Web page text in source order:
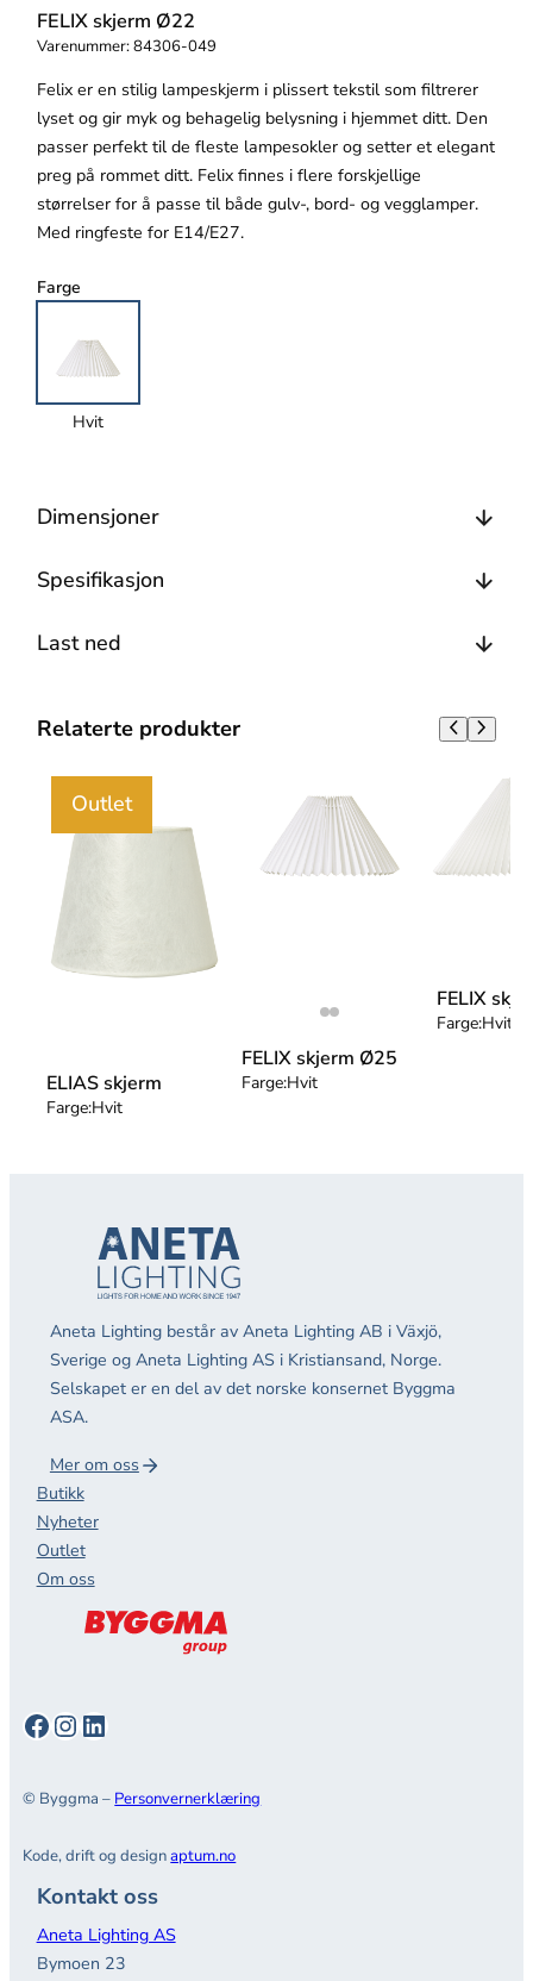
FELIX skjerm Ø22
Varenummer:84306-049
Felix er en stilig lampeskjerm i plissert tekstil som filtrerer
lyset og gir myk og behagelig belysning i hjemmet ditt. Den
passer perfekt til de fleste lampesokler og setter et elegant
preg på rommet ditt. Felix finnes i flere forskjellige
størrelser for å passe til både gulv-, bord- og vegglamper.
Med ringfeste for E14/E27.
Farge
Hvit
Dimensjoner
Spesifikasjon
Last ned
Relaterte produkter
Outlet
ELIAS skjerm
Farge:Hvit
FELIX skjerm Ø25
Farge:Hvit
FELIX
Farge:Hvit
Aneta Lighting består av Aneta Lighting AB i Växjö,
Sverige og Aneta Lighting AS i Kristiansand, Norge.
Selskapet er en del av det norske konsernet Byggma
ASA.
Mer om oss
Butikk
Nyheter
Outlet
Om oss
Facebook
Instagram
LinkedIn
© Byggma – Personvernerklæring
Kode, drift og designaptum.no
Kontakt oss
Aneta Lighting AS
Bymoen 23